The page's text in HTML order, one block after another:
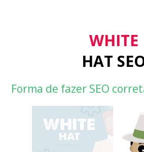
WHITE
HAT
Forma de fazer SEO